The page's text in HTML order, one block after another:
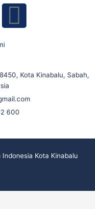
I
s
t
a
g
r
a
Kota Kinabalu, Sabah,
600
Kota Kinabalu